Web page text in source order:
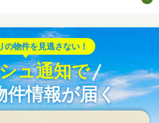
の物件を見逃さない！
ュ通知で
件情報が届く